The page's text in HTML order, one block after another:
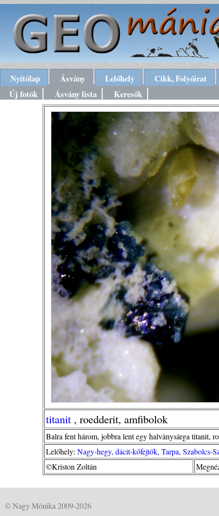
Nyitólap Ásvány Lelőhely
Cikk, Folyóirat
Új fotók
Ásvány lista Keresők
titanit , roedderit, amfibolok
Balra fent három, jobbra lent egy halványsárga titanit,
Lelőhely: Nagy-hegy, dácit-kőfejtők, Tarpa, Szabolcs-
©Kriston Zoltán
© Nagy Mónika 2009-2026